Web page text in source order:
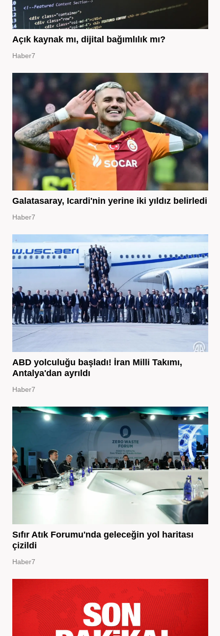
Açık kaynak mı, dijital bağımlılık mı?
Haber7
Galatasaray, Icardi'nin yerine iki yıldız belirledi
Haber7
ABD yolculuğu başladı! İran Milli Takımı,
Antalya'dan ayrıldı
Haber7
Sıfır Atık Forumu'nda geleceğin yol haritası
çizildi
Haber7